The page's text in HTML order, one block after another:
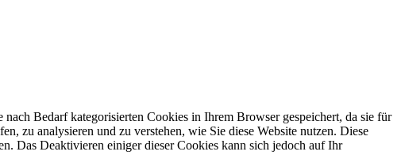
Bedarf kategorisierten Cookies in Ihrem Browser gespeichert, da sie für
zu analysieren und zu verstehen, wie Sie diese Website nutzen. Diese
Das Deaktivieren einiger dieser Cookies kann sich jedoch auf Ihr